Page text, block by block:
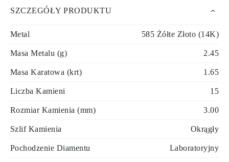
SZCZEGÓŁY PRODUKTU
Metal 585 Żółte Złoto (14K)
Masa Metalu (g) 2.45
Masa Karatowa (krt) 1.65
Liczba Kamieni 15
Rozmiar Kamienia (mm) 3.00
Szlif Kamienia Okrągły
Pochodzenie Diamentu Laboratoryjny